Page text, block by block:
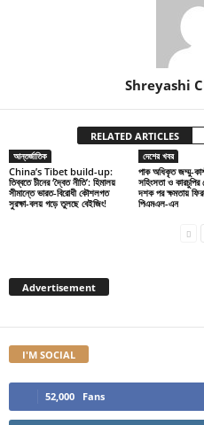
Shreyashi
RELATED ARTICLES
আন্তর্জাতিক
China’s Tibet build-up:
তিব্বতে চীনের ‘দ্বৈত নীতি’: হিমালয়
সীমান্তে ভারত-বিরোধী কৌশলগত
সুরক্ষা-বলয় গড়ে তুলছে বেইজিং!
দেশের খবর
পাক অধিকৃত জম্মু-
সহিংসতা ও
দশক পর ক্ষমতায়
পিএমএল-এন
Advertisement
I'M SOCIAL
52,000 Fans